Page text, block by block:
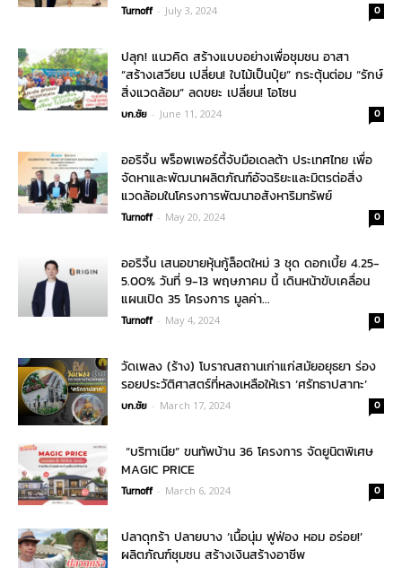
Turnoff - July 3, 2024 0
ปลุก! แนวคิด สร้างแบบอย่างเพื่อชุมชน อาสา
“สร้างเสวียน เปลี่ยน! ใบไม้เป็นปุ๋ย” กระตุ้นต่อม “รักษ์
สิ่งแวดล้อม” ลดขยะ เปลี่ยน! โอโซน
บก.ชัย - June 11, 2024 0
ออริจิ้น พร็อพเพอร์ตี้จับมือเดลต้า ประเทศไทย เพื่อ
จัดหาและพัฒนาผลิตภัณฑ์อัจฉริยะและมิตรต่อสิ่ง
แวดล้อมในโครงการพัฒนาอสังหาริมทรัพย์
Turnoff - May 20, 2024 0
ออริจิ้น เสนอขายหุ้นกู้ล็อตใหม่ 3 ชุด ดอกเบี้ย 4.25-
5.00% วันที่ 9-13 พฤษภาคม นี้ เดินหน้าขับเคลื่อน
แผนเปิด 35 โครงการ มูลค่า...
Turnoff - May 4, 2024 0
วัดเพลง (ร้าง) โบราณสถานเก่าแก่สมัยอยุธยา ร่อง
รอยประวัติศาสตร์ที่หลงเหลือให้เรา ‘ศรัทธาปสาทะ’
บก.ชัย - March 17, 2024 0
“บริทาเนีย” ขนทัพบ้าน 36 โครงการ จัดยูนิตพิเศษ
MAGIC PRICE
Turnoff - March 6, 2024 0
ปลาดุกร้า ปลายบาง ‘เนื้อนุ่ม ฟูฟ่อง หอม อร่อย!’
ผลิตภัณฑ์ชุมชน สร้างเงินสร้างอาชีพ